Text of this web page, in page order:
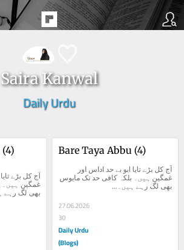
Saira Kanwal
Daily Urdu
بھی لگ رہے
Bare Taya Abbu (4)
بھی لگ رہے ہیں۔...
27.06.2026
30
Daily Urdu
(Blogs)